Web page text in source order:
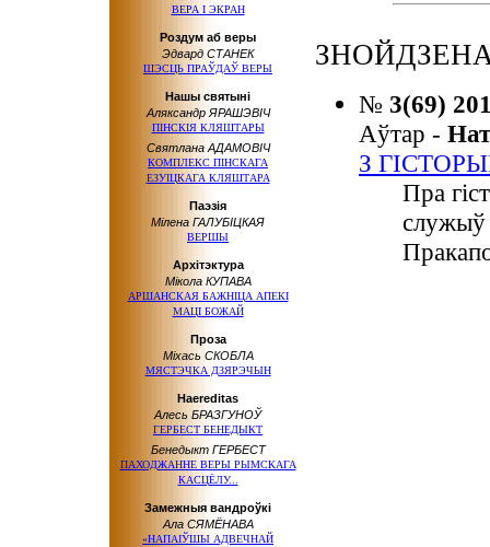
ВЕРА І ЭКРАН
Роздум аб веры
Эдвард СТАНЕК
ШЭСЦЬ ПРАЎДАЎ ВЕРЫ
Нашы святыні
Аляксандр ЯРАШЭВІЧ
ПІНСКІЯ КЛЯШТАРЫ
Святлана АДАМОВІЧ
КОМПЛЕКС ПІНСКАГА
ЕЗУІЦКАГА КЛЯШТАРА
Паэзія
Мілена ГАЛУБІЦКАЯ
ВЕРШЫ
Архітэктура
Мікола КУПАВА
АРШАНСКАЯ БАЖНІЦА АПЕКІ
МАЦІ БОЖАЙ
Проза
Міхась СКОБЛА
МЯСТЭЧКА ДЗЯРЭЧЫН
Haereditas
Алесь БРАЗГУНОЎ
ГЕРБЕСТ БЕНЕДЫКТ
Бенедыкт ГЕРБЕСТ
ПАХОДЖАННЕ ВЕРЫ РЫМСКАГА
КАСЦЁЛУ...
Замежныя вандроўкі
Ала СЯМЁНАВА
«НАПАІЎШЫ АДВЕЧНАЙ
№ 3(69)
Аўтар -
З
Пра
служыў